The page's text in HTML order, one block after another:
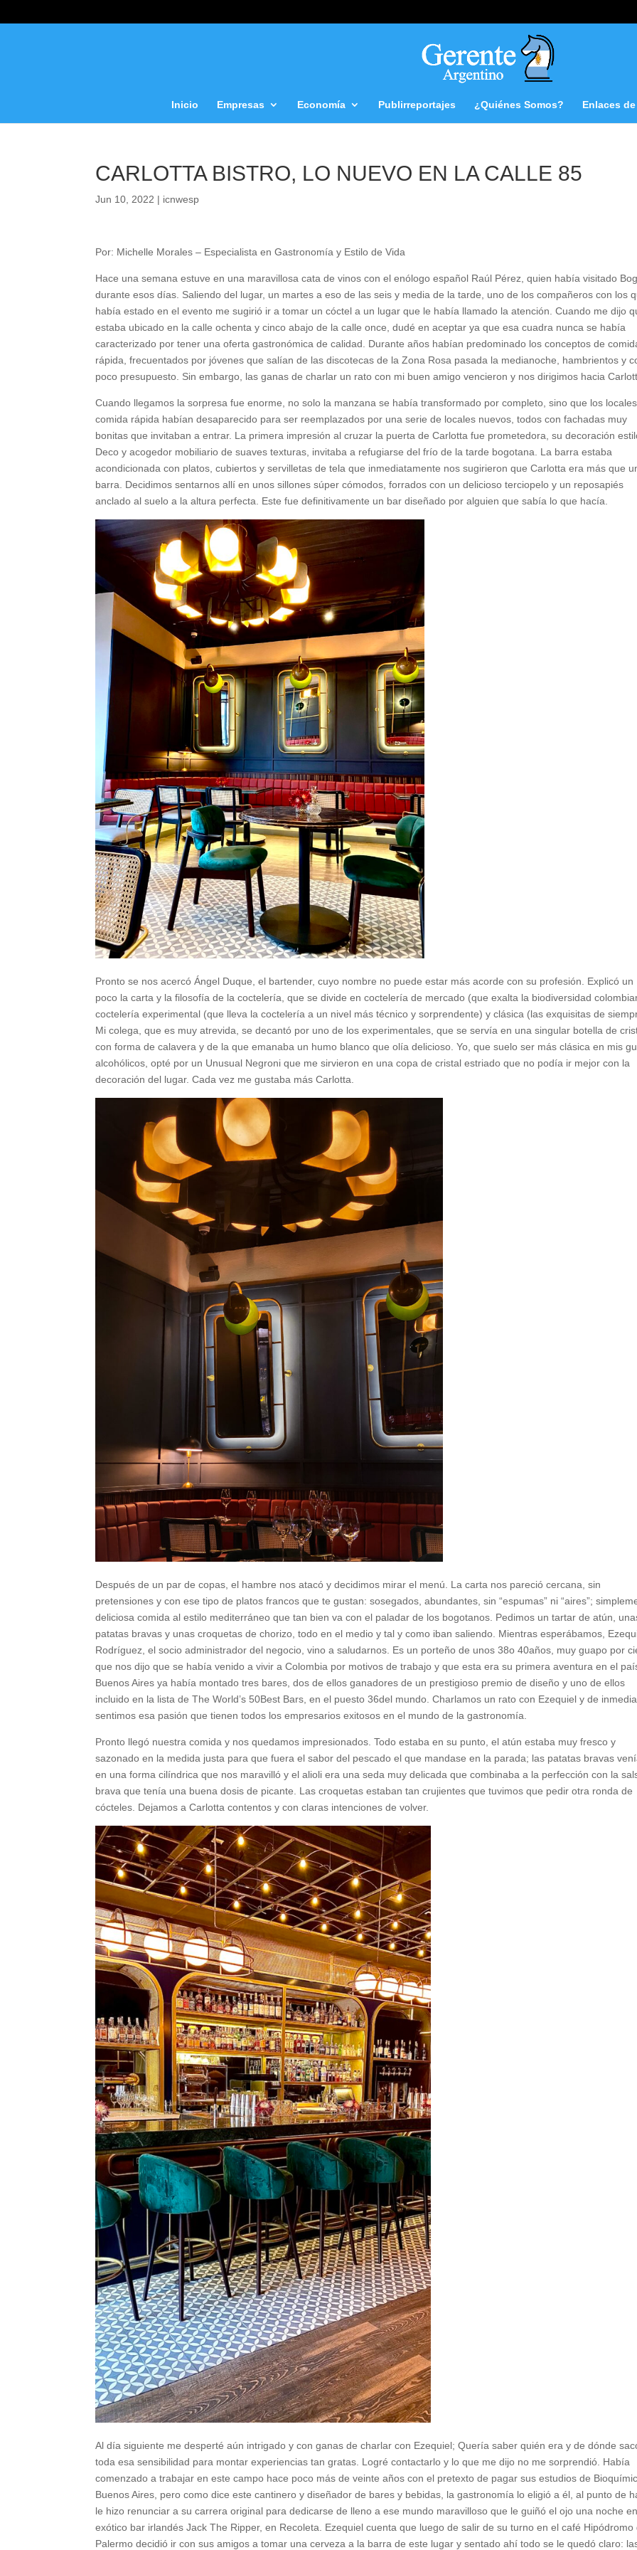
Inicio Empresas Economía Publirreportajes ¿Quiénes Somos? Enlaces
CARLOTTA BISTRO, LO NUEVO EN LA CALLE 85
Jun 10, 2022 | icnwesp
Por: Michelle Morales – Especialista en Gastronomía y Estilo de Vida
Hace una semana estuve en una maravillosa cata de vinos con el enólogo español Raúl Pérez, quien había visitado
durante esos días. Saliendo del lugar, un martes a eso de las seis y media de la tarde, uno de los compañeros con los
había estado en el evento me sugirió ir a tomar un cóctel a un lugar que le había llamado la atención. Cuando me dijo
estaba ubicado en la calle ochenta y cinco abajo de la calle once, dudé en aceptar ya que esa cuadra nunca se había
caracterizado por tener una oferta gastronómica de calidad. Durante años habían predominado los conceptos de
rápida, frecuentados por jóvenes que salían de las discotecas de la Zona Rosa pasada la medianoche, hambrientos y
poco presupuesto. Sin embargo, las ganas de charlar un rato con mi buen amigo vencieron y nos dirigimos hacia
Cuando llegamos la sorpresa fue enorme, no solo la manzana se había transformado por completo, sino que los
comida rápida habían desaparecido para ser reemplazados por una serie de locales nuevos, todos con fachadas muy
bonitas que invitaban a entrar. La primera impresión al cruzar la puerta de Carlotta fue prometedora, su decoración
Deco y acogedor mobiliario de suaves texturas, invitaba a refugiarse del frío de la tarde bogotana. La barra estaba
acondicionada con platos, cubiertos y servilletas de tela que inmediatamente nos sugirieron que Carlotta era más que
barra. Decidimos sentarnos allí en unos sillones súper cómodos, forrados con un delicioso terciopelo y un reposapiés
anclado al suelo a la altura perfecta. Este fue definitivamente un bar diseñado por alguien que sabía lo que hacía.
Pronto se nos acercó Ángel Duque, el bartender, cuyo nombre no puede estar más acorde con su profesión. Explicó un
poco la carta y la filosofía de la coctelería, que se divide en coctelería de mercado (que exalta la biodiversidad
coctelería experimental (que lleva la coctelería a un nivel más técnico y sorprendente) y clásica (las exquisitas de
Mi colega, que es muy atrevida, se decantó por uno de los experimentales, que se servía en una singular botella de
con forma de calavera y de la que emanaba un humo blanco que olía delicioso. Yo, que suelo ser más clásica en mis
alcohólicos, opté por un Unusual Negroni que me sirvieron en una copa de cristal estriado que no podía ir mejor con la
decoración del lugar. Cada vez me gustaba más Carlotta.
Después de un par de copas, el hambre nos atacó y decidimos mirar el menú. La carta nos pareció cercana, sin
pretensiones y con ese tipo de platos francos que te gustan: sosegados, abundantes, sin “espumas” ni “aires”;
deliciosa comida al estilo mediterráneo que tan bien va con el paladar de los bogotanos. Pedimos un tartar de atún,
patatas bravas y unas croquetas de chorizo, todo en el medio y tal y como iban saliendo. Mientras esperábamos,
Rodríguez, el socio administrador del negocio, vino a saludarnos. Es un porteño de unos 38o 40años, muy guapo por
que nos dijo que se había venido a vivir a Colombia por motivos de trabajo y que esta era su primera aventura en el
Buenos Aires ya había montado tres bares, dos de ellos ganadores de un prestigioso premio de diseño y uno de ellos
incluido en la lista de The World’s 50Best Bars, en el puesto 36del mundo. Charlamos un rato con Ezequiel y de
sentimos esa pasión que tienen todos los empresarios exitosos en el mundo de la gastronomía.
Pronto llegó nuestra comida y nos quedamos impresionados. Todo estaba en su punto, el atún estaba muy fresco y
sazonado en la medida justa para que fuera el sabor del pescado el que mandase en la parada; las patatas bravas
en una forma cilíndrica que nos maravilló y el alioli era una seda muy delicada que combinaba a la perfección con la
brava que tenía una buena dosis de picante. Las croquetas estaban tan crujientes que tuvimos que pedir otra ronda de
cócteles. Dejamos a Carlotta contentos y con claras intenciones de volver.
Al día siguiente me desperté aún intrigado y con ganas de charlar con Ezequiel; Quería saber quién era y de dónde
toda esa sensibilidad para montar experiencias tan gratas. Logré contactarlo y lo que me dijo no me sorprendió. Había
comenzado a trabajar en este campo hace poco más de veinte años con el pretexto de pagar sus estudios de
Buenos Aires, pero como dice este cantinero y diseñador de bares y bebidas, la gastronomía lo eligió a él, al punto de
le hizo renunciar a su carrera original para dedicarse de lleno a ese mundo maravilloso que le guiñó el ojo una noche
exótico bar irlandés Jack The Ripper, en Recoleta. Ezequiel cuenta que luego de salir de su turno en el café Hipódromo
Palermo decidió ir con sus amigos a tomar una cerveza a la barra de este lugar y sentado ahí todo se le quedó claro: